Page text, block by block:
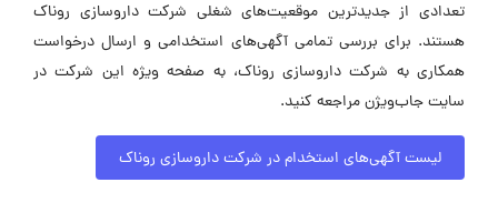
تعدادی از جدیدترین موقعیت‌های شغلی شرکت داروسازی روناک
هستند. برای بررسی تمامی آگهی‌های استخدامی و ارسال درخواست
همکاری به شرکت داروسازی روناک، به صفحه ویژه این شرکت در
سایت جاب‌ویژن مراجعه کنید.
لیست آگهی‌های استخدام در شرکت داروسازی روناک